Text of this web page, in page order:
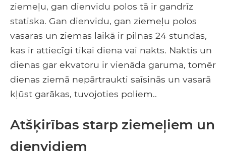
ziemeļu, gan dienvidu polos tā ir gandrīz
statiska. Gan dienvidu, gan ziemeļu polos
vasaras un ziemas laikā ir pilnas 24 stundas,
kas ir attiecīgi tikai diena vai nakts. Naktis un
dienas gar ekvatoru ir vienāda garuma, tomēr
dienas ziemā nepārtraukti saīsinās un vasarā
kļūst garākas, tuvojoties poliem..
Atšķirības starp ziemeļiem un
dienvidiem